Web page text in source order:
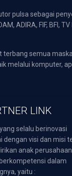
pulsa sebagai
ADIRA, FIF,
semua
melalui komputer,
LINK
selalu berinovasi
dengan visi dan misi
anak perusahaan
dalam
yaitu :